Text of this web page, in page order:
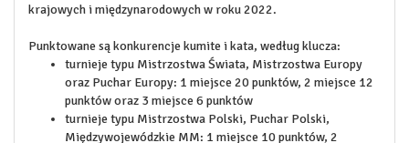
krajowych i międzynarodowych w roku 2022.
Punktowane są konkurencje kumite i kata, według klucza:
turnieje typu Mistrzostwa Świata, Mistrzostwa Europy
oraz Puchar Europy: 1 miejsce 20 punktów, 2 miejsce 12
punktów oraz 3 miejsce 6 punktów
turnieje typu Mistrzostwa Polski, Puchar Polski,
Międzywojewódzkie MM: 1 miejsce 10 punktów, 2